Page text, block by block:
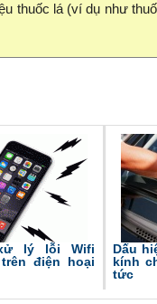
thuốc lá (ví dụ như
lý lỗi Wifi
điện hoại
Dấu
kính
tức